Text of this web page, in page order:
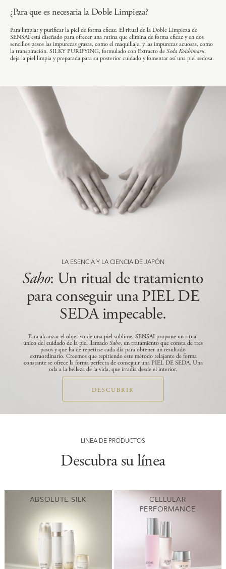
¿Para que es necesaria la Doble Limpieza?
Para limpiar y purificar la piel de forma eficaz. El ritual de la Doble Limpieza de
SENSAI está diseñado para ofrecer una rutina que elimina de forma eficaz y en dos
sencillos pasos las impurezas grasas, como el maquillaje, y las impurezas acuosas, como
la transpiración. SILKY PURIFYING, formulado con Extracto de Seda Koishimaru,
deja la piel limpia y preparada para su posterior cuidado y fomentar así una piel sedosa.
LA ESENCIA Y LA CIENCIA DE JAPÓN
Saho: Un ritual de tratamiento
para conseguir una PIEL DE
SEDA impecable.
Para alcanzar el objetivo de una piel sublime, SENSAI propone un ritual
único del cuidado de la piel llamado Saho, un tratamiento que consta de tres
pasos y que ha de repetirse cada día para obtener un resultado
extraordinario. Creemos que repitiendo este método relajante de forma
constante se ofrece la forma perfecta de conseguir una PIEL DE SEDA. Una
oda a la belleza de la vida, que irradia desde el interior.
DESCUBRIR
LÍNEA DE PRODUCTOS
Descubra su línea
ABSOLUTE SILK
CELLULAR
PERFORMANCE